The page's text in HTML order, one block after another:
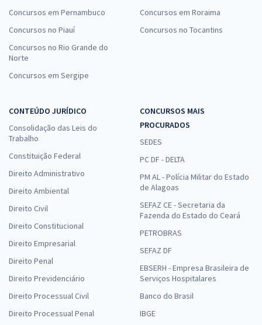
Concursos em Pernambuco
Concursos no Piauí
Concursos no Rio Grande do
Norte
Concursos em Sergipe
Concursos em Roraima
Concursos no Tocantins
CONTEÚDO JURÍDICO
Consolidação das Leis do
Trabalho
Constituição Federal
Direito Administrativo
Direito Ambiental
Direito Civil
Direito Constitucional
Direito Empresarial
Direito Penal
Direito Previdenciário
Direito Processual Civil
Direito Processual Penal
CONCURSOS MAIS
PROCURADOS
SEDES
PC DF - DELTA
PM AL - Polícia Militar do Estado
de Alagoas
SEFAZ CE - Secretaria da
Fazenda do Estado do Ceará
PETROBRAS
SEFAZ DF
EBSERH - Empresa Brasileira de
Serviços Hospitalares
Banco do Brasil
IBGE